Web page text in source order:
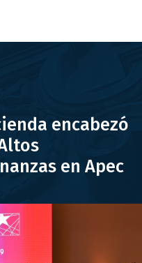
encabezó
en Apec